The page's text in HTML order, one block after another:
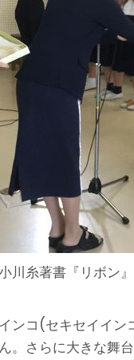
川糸著書『リボン
ンコ(セキセイイ
。さらに大きな舞